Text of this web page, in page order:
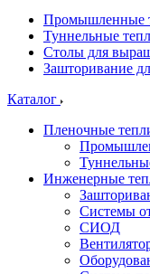
Промышленные
Туннельные
Столы для
Зашторивание
Каталог
Пленочные
Инженерные
Системы
СИОД